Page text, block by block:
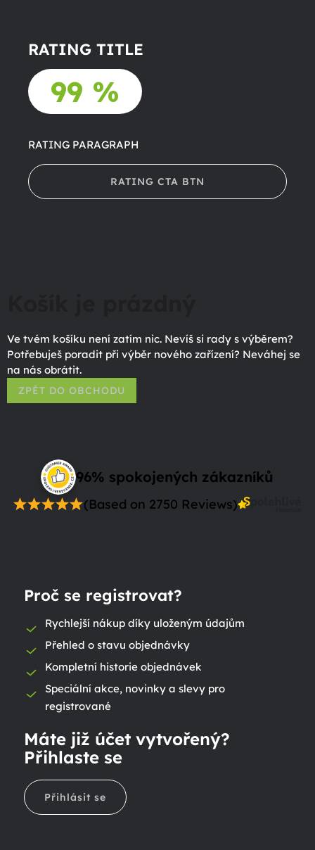
RATING TITLE
99 %
RATING PARAGRAPH
RATING CTA BTN
Ve tvém košíku není zatím nic. Nevíš si rady s výběrem?
Potřebuješ poradit při výběr nového zařízení? Neváhej se
na nás obrátit.
ZPĚT DO OBCHODU
96% spokojených zákazníků
(Based on 2750 Reviews)
Proč se registrovat?
Rychlejší nákup díky uloženým údajům
Přehled o stavu objednávky
Kompletní historie objednávek
Speciální akce, novinky a slevy pro
registrované
Máte již účet vytvořený?
Přihlaste se
Přihlásit se